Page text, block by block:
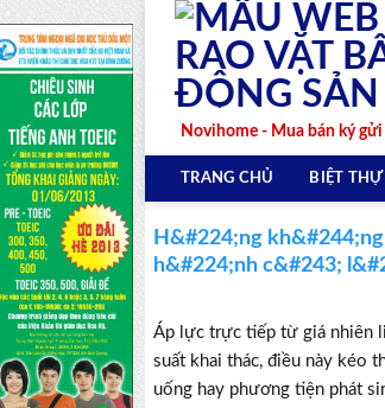
Skip
content
Novihome - Mua bán ký
TRANG CHỦ BIỆT THỰ
H&#224;ng
h&#224;nh c&#243;
Áp lực trực tiếp từ giá nhiên
suất khai thác, điều này kéo
uống hay phương tiện phát